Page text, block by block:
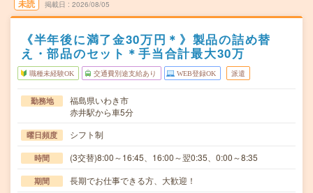
未読 掲載日 2026/08/05
《半年後に満了金30万円＊》製品の詰め替
え・部品のセット＊手当合計最大30万
職種未経験OK 交通費別途支給あり WEB登録OK 派遣
勤務地
福島県いわき市
赤井駅から車5分
曜日頻度 シフト制
時間 (3交替)8:00～16:45、16:00～翌0:35、0:00～8:35
期間 長期でお仕事できる方、大歓迎！